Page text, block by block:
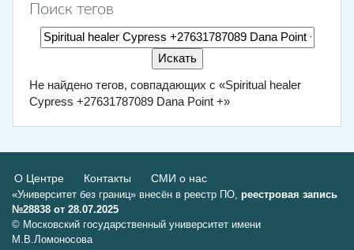
Поиск тегов
Поиск тегов
Не найдено тегов, совпадающих с «Spiritual healer
Cypress +27631787089 Dana Point +»
О Центре Контакты СМИ о нас
«Университет без границ» внесён в реестр ПО, реестровая запись
№28838 от 28.07.2025
© Московский государственный университет имени
М.В.Ломоносова